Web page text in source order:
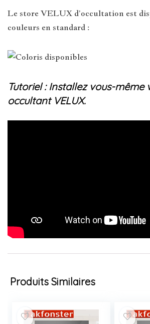
Le store VELUX d’occultation est
couleurs en standard :
Tutoriel : Installez vous-même
occultant VELUX.
Produits Similaires